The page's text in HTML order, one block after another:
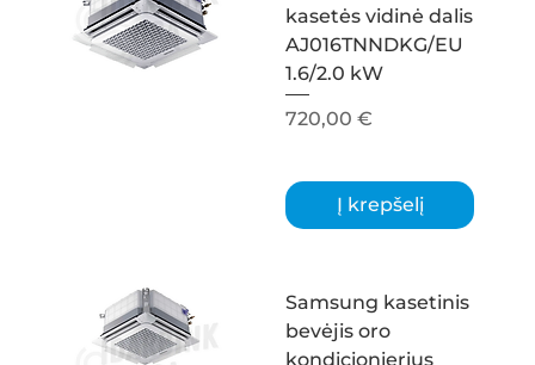
kasetės vidinė dalis
AJ016TNNDKG/EU
1.6/2.0 kW
Kaina
720,00 €
Į krepšelį
Samsung kasetinis
bevėjis oro
kondicionierius